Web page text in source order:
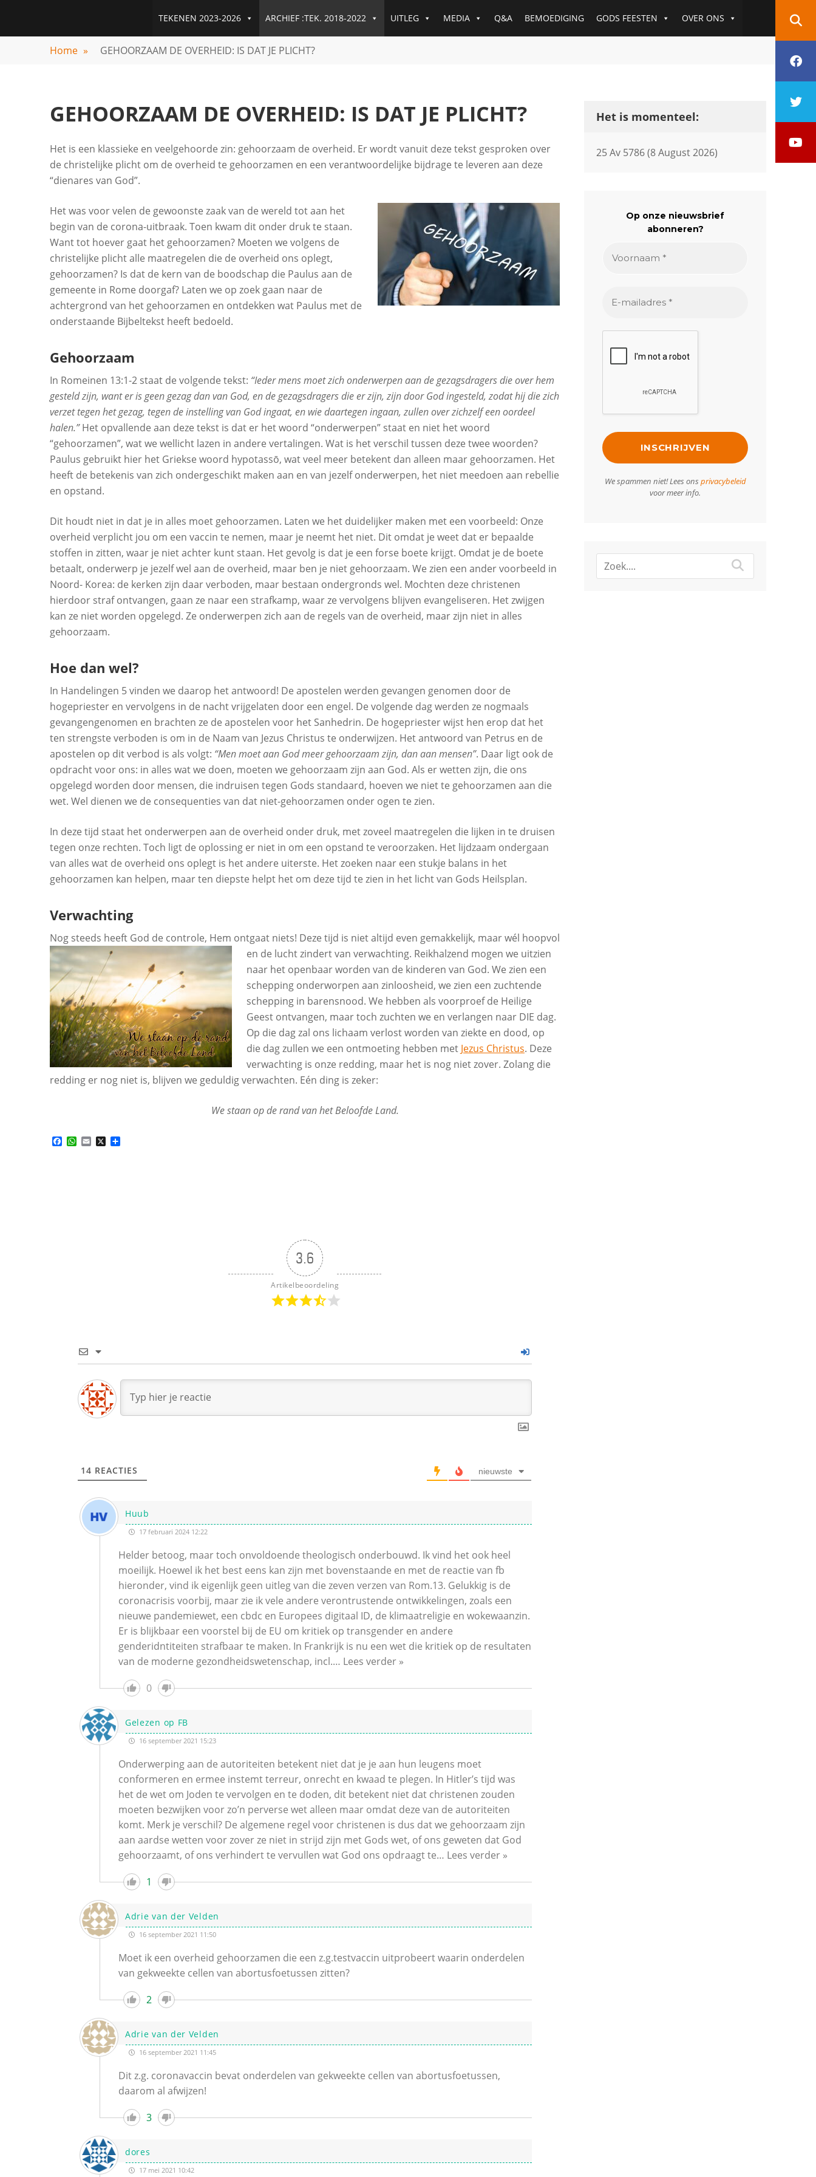
content
TEKENEN 2023-2026 ARCHIEF :TEK. 2018-2022 UITLEG MEDIA Q&A BEMOEDIGING GODS FEESTEN OVER ONS
Home » GEHOORZAAM DE OVERHEID: IS DAT JE PLICHT?
GEHOORZAAM DE OVERHEID: IS DAT JE PLICHT?
Het is een klassieke en veelgehoorde zin: gehoorzaam de overheid. Er wordt vanuit deze tekst gesproken over
de christelijke plicht om de overheid te gehoorzamen en een verantwoordelijke bijdrage te leveren aan deze
“dienares van God”.
Het was voor velen de gewoonste zaak van de wereld tot aan het
begin van de corona-uitbraak. Toen kwam dit onder druk te staan.
Want tot hoever gaat het gehoorzamen? Moeten we volgens de
christelijke plicht alle maatregelen die de overheid ons oplegt,
gehoorzamen? Is dat de kern van de boodschap die Paulus aan de
gemeente in Rome doorgaf? Laten we op zoek gaan naar de
achtergrond van het gehoorzamen en ontdekken wat Paulus met de
onderstaande Bijbeltekst heeft bedoeld.
Gehoorzaam
In Romeinen 13:1-2 staat de volgende tekst: “Ieder mens moet zich onderwerpen aan de gezagsdragers die over hem
gesteld zijn, want er is geen gezag dan van God, en de gezagsdragers die er zijn, zijn door God ingesteld, zodat hij die zich
verzet tegen het gezag, tegen de instelling van God ingaat, en wie daartegen ingaan, zullen over zichzelf een oordeel
halen.”Het opvallende aan deze tekst is dat er het woord “onderwerpen” staat en niet het woord
“gehoorzamen”, wat we wellicht lazen in andere vertalingen. Wat is het verschil tussen deze twee woorden?
Paulus gebruikt hier het Griekse woord hypotassō, wat veel meer betekent dan alleen maar gehoorzamen. Het
heeft de betekenis van zich ondergeschikt maken aan en van jezelf onderwerpen, het niet meedoen aan rebellie
en opstand.
Dit houdt niet in dat je in alles moet gehoorzamen. Laten we het duidelijker maken met een voorbeeld: Onze
overheid verplicht jou om een vaccin te nemen, maar je neemt het niet. Dit omdat je weet dat er bepaalde
stoffen in zitten, waar je niet achter kunt staan. Het gevolg is dat je een forse boete krijgt. Omdat je de boete
betaalt, onderwerp je jezelf wel aan de overheid, maar ben je niet gehoorzaam. We zien een ander voorbeeld in
Noord- Korea: de kerken zijn daar verboden, maar bestaan ondergronds wel. Mochten deze christenen
hierdoor straf ontvangen, gaan ze naar een strafkamp, waar ze vervolgens blijven evangeliseren. Het zwijgen
kan ze niet worden opgelegd. Ze onderwerpen zich aan de regels van de overheid, maar zijn niet in alles
gehoorzaam.
Hoe dan wel?
In Handelingen 5 vinden we daarop het antwoord! De apostelen werden gevangen genomen door de
hogepriester en vervolgens in de nacht vrijgelaten door een engel. De volgende dag werden ze nogmaals
gevangengenomen en brachten ze de apostelen voor het Sanhedrin. De hogepriester wijst hen erop dat het
ten strengste verboden is om in de Naam van Jezus Christus te onderwijzen. Het antwoord van Petrus en de
apostelen op dit verbod is als volgt: “Men moet aan God meer gehoorzaam zijn, dan aan mensen”. Daar ligt ook de
opdracht voor ons: in alles wat we doen, moeten we gehoorzaam zijn aan God. Als er wetten zijn, die ons
opgelegd worden door mensen, die indruisen tegen Gods standaard, hoeven we niet te gehoorzamen aan die
wet. Wel dienen we de consequenties van dat niet-gehoorzamen onder ogen te zien.
In deze tijd staat het onderwerpen aan de overheid onder druk, met zoveel maatregelen die lijken in te druisen
tegen onze rechten. Toch ligt de oplossing er niet in om een opstand te veroorzaken. Het lijdzaam ondergaan
van alles wat de overheid ons oplegt is het andere uiterste. Het zoeken naar een stukje balans in het
gehoorzamen kan helpen, maar ten diepste helpt het om deze tijd te zien in het licht van Gods Heilsplan.
Verwachting
Nog steeds heeft God de controle, Hem ontgaat niets! Deze tijd is niet altijd even gemakkelijk, maar wél hoopvol
en de lucht zindert van verwachting. Reikhalzend mogen we uitzien
naar het openbaar worden van de kinderen van God. We zien een
schepping onderworpen aan zinloosheid, we zien een zuchtende
schepping in barensnood. We hebben als voorproef de Heilige
Geest ontvangen, maar toch zuchten we en verlangen naar DIE dag.
Op die dag zal ons lichaam verlost worden van ziekte en dood, op
die dag zullen we een ontmoeting hebben met Jezus Christus. Deze
verwachting is onze redding, maar het is nog niet zover. Zolang die
redding er nog niet is, blijven we geduldig verwachten. Eén ding is zeker:
We staan op de rand van het Beloofde Land.
Facebook
WhatsApp
Email
X
3.6
Artikelbeoordeling
14 REACTIES nieuwste
Huub
17 februari 2024 12:22
Helder betoog, maar toch onvoldoende theologisch onderbouwd. Ik vind het ook heel
moeilijk. Hoewel ik het best eens kan zijn met bovenstaande en met de reactie van fb
hieronder, vind ik eigenlijk geen uitleg van die zeven verzen van Rom.13. Gelukkig is de
coronacrisis voorbij, maar zie ik vele andere verontrustende ontwikkelingen, zoals een
nieuwe pandemiewet, een cbdc en Europees digitaal ID, de klimaatreligie en wokewaanzin.
Er is blijkbaar een voorstel bij de EU om kritiek op transgender en andere
genderidntiteiten strafbaar te maken. In Frankrijk is nu een wet die kritiek op de resultaten
van de moderne gezondheidswetenschap, incl.… Lees verder »
0
Gelezen op FB
16 september 2021 15:23
Onderwerping aan de autoriteiten betekent niet dat je je aan hun leugens moet
conformeren en ermee instemt terreur, onrecht en kwaad te plegen. In Hitler’s tijd was
het de wet om Joden te vervolgen en te doden, dit betekent niet dat christenen zouden
moeten bezwijken voor zo’n perverse wet alleen maar omdat deze van de autoriteiten
komt. Merk je verschil? De algemene regel voor christenen is dus dat we gehoorzaam zijn
aan aardse wetten voor zover ze niet in strijd zijn met Gods wet, of ons geweten dat God
gehoorzaamt, of ons verhindert te vervullen wat God ons opdraagt ​​te… Lees verder »
1
Adrie van der Velden
16 september 2021 11:50
Moet ik een overheid gehoorzamen die een z.g.testvaccin uitprobeert waarin onderdelen
van gekweekte cellen van abortusfoetussen zitten?
2
Adrie van der Velden
16 september 2021 11:45
Dit z.g. coronavaccin bevat onderdelen van gekweekte cellen van abortusfoetussen,
daarom al afwijzen!
3
dores
17 mei 2021 10:42
Het is momenteel:
25 Av 5786 (8 August 2026)
Op onze nieuwsbrief
abonneren?
We spammen niet! Lees ons privacybeleid
voor meer info.